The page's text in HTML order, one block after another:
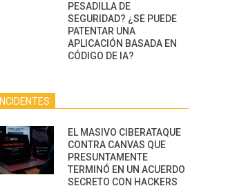
PESADILLA DE
SEGURIDAD? ¿SE PUEDE
PATENTAR UNA
APLICACIÓN BASADA EN
CÓDIGO DE IA?
INCIDENTES
EL MASIVO CIBERATAQUE
CONTRA CANVAS QUE
PRESUNTAMENTE
TERMINÓ EN UN ACUERDO
SECRETO CON HACKERS